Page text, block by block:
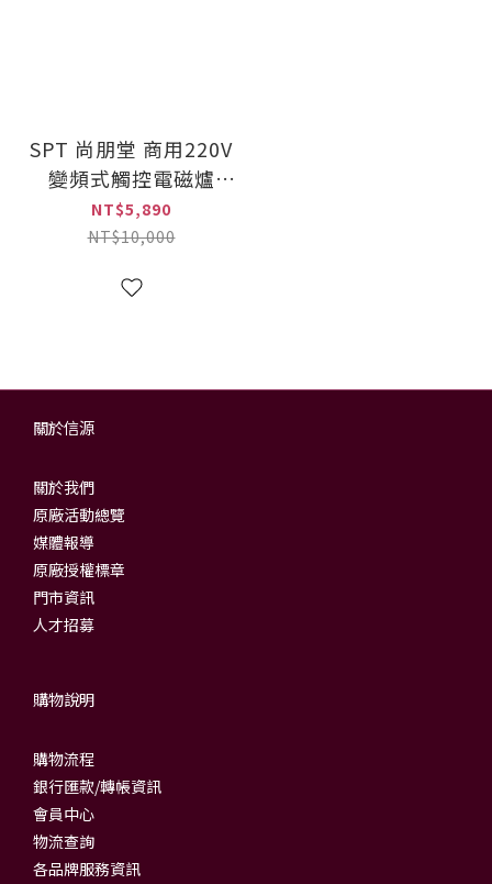
SPT 尚朋堂 商用220V
變頻式觸控電磁爐
(SR-S320)
NT$5,890
NT$10,000
關於信源
關於我們
原廠活動總覽
媒體報導
原廠授權標章
門市資訊
人才招募
購物說明
購物流程
銀行匯款/轉帳資訊
會員中心
物流查詢
各品牌服務資訊